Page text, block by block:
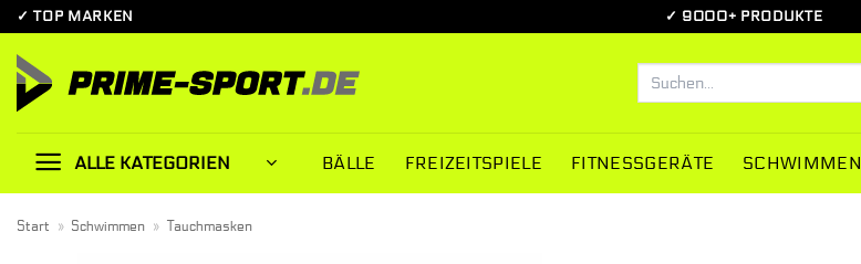
Zum
springen
✓ TOP MARKEN ✓ 9000+ PRODUKTE
Suchen
ALLE KATEGORIEN BÄLLE FREIZEITSPIELE FITNESSGERÄTE SCHWIMMEN
Start » Schwimmen » Tauchmasken